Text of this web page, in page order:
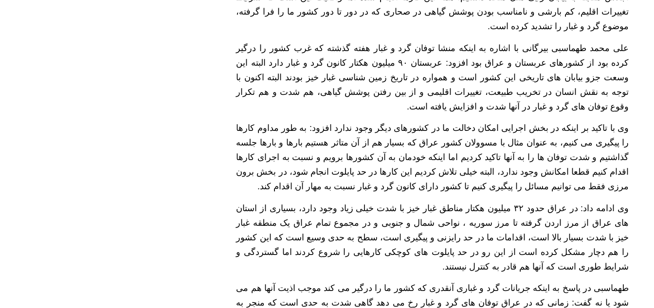
تغییرات اقلیم، کم بارشی و نامناسب بودن پوشش گیاهی در صحاری که در دور تا دور کشور ما را فرا گرفته،
موضوع گرد و غبار را تشدید کرده است.
علی محمد طهماسبی بیرگانی با اشاره به اینکه منشا توفان گرد و غبار هفته گذشته که غرب کشور را درگیر
کرده بود از کشورهای عربستان و عراق بود افزود: عربستان ۹۰ میلیون هکتار کانون گرد و غبار دارد البته این
وسعت جزو بیابان های تاریخی این کشور است و همواره در تاریخ زمین شناسی غبار خیز بودند البته اکنون با
توجه به نقش انسان در تخریب طبیعت، تغییرات اقلیمی و از بین رفتن پوشش گیاهی، هم شدت و هم تکرار
وقوع توفان های گرد و غبار در آنها شدت و افزایش یافته است.
وی با تاکید بر اینکه در بخش اجرایی امکان دخالت ما در کشورهای دیگر وجود ندارد افزود: به طور مداوم کارها
را پیگیری می کنیم، به عنوان مثال با مسوولان کشور عراق که بسیار هم از آن متاثر هستیم بارها و بارها جلسه
گذاشتیم و شدت توفان ها را به آنها تاکید کردیم اما اینکه خودمان به آن کشورها برویم و نسبت به اجرای کارها
اقدام کنیم قطعا امکانش وجود ندارد، البته خیلی تلاش کردیم این کارها در حد پایلوت انجام شود، در بخش برون
مرزی فقط می توانیم مسائل را پیگیری کنیم تا کشور دارای کانون گرد و غبار نسبت به مهار آن اقدام کند.
وی ادامه داد: در عراق حدود ۳۲ میلیون هکتار مناطق غبار خیز با شدت خیلی زیاد وجود دارد، بسیاری از استان
های عراق از مرز اردن گرفته تا مرز سوریه ، نواحی شمال و جنوبی و در مجموع تمام عراق یک منطقه غبار
خیز با شدت بسیار بالا است، اقدامات ما در حد رایزنی و پیگیری است، سطح به حدی وسیع است که این کشور
را هم دچار مشکل کرده است از این رو در حد پایلوت های کوچکی کارهایی را شروع کردند اما گستردگی و
شرایط طوری است که آنها هم قادر به کنترل نیستند.
طهماسبی در پاسخ به اینکه جریانات گرد و غباری آنقدری که کشور ما را درگیر می کند موجب اذیت آنها هم می
شود یا نه گفت: زمانی که در عراق توفان های گرد و غبار رخ می دهد گاهی شدت به حدی است که منجر به